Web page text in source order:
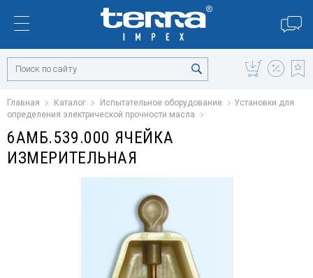
Главная Каталог Испытательное оборудование
Установки для
определения электрической прочности масла
6АМБ.539.000 ЯЧЕЙКА
ИЗМЕРИТЕЛЬНАЯ